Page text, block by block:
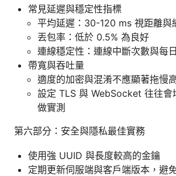
常見延遲與穩定性指標
平均延遲：30-120 ms 視距離與
丟包率：低於 0.5% 為良好
連線穩定性：連線中斷次數與每
帶寬與吞吐量
適度的加密與混淆不應顯著拖慢
設定 TLS 與 WebSocket 往往會
做實測
第六部分：安全與隱私最佳實務
使用強 UUID 與長度較高的金鑰
定期更新伺服端與客戶端版本，避